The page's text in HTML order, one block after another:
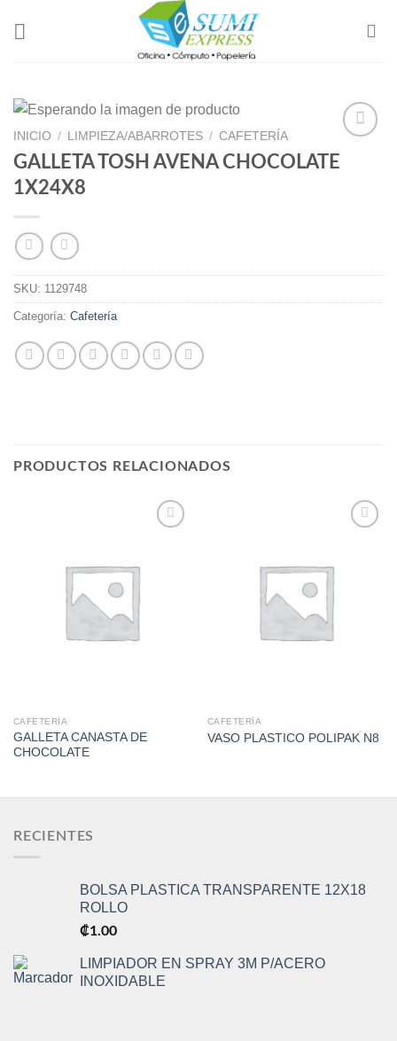
INICIO / LIMPIEZA/ABARROTES / CAFETERÍA
GALLETA TOSH AVENA CHOCOLATE
1X24X8
SKU: 1129748
Categoría: Cafetería
PRODUCTOS RELACIONADOS
CAFETERÍA
GALLETA CANASTA DE
CHOCOLATE
CAFETERÍA
VASO PLASTICO POLIPAK N8
RECIENTES
BOLSA PLASTICA TRANSPARENTE 12X18
ROLLO
₡1.00
LIMPIADOR EN SPRAY 3M P/ACERO
INOXIDABLE